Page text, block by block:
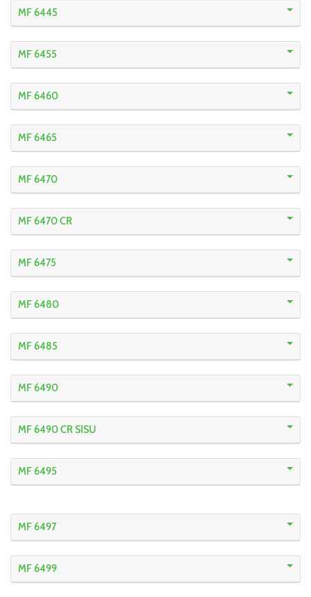
MF 6445
MF 6455
MF 6460
MF 6465
MF 6470
MF 6470 CR
MF 6475
MF 6480
MF 6485
MF 6490
MF 6490 CR SISU
MF 6495
MF 6497
MF 6499